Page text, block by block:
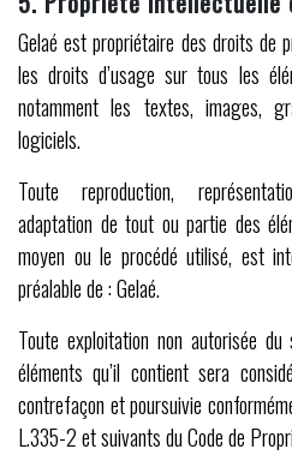
Gelaé est propriétaire des droits de
les droits d’usage sur tous les
notamment les textes, images,
logiciels.
Toute reproduction,
adaptation de tout ou partie des
moyen ou le procédé utilisé, est
préalable de : Gelaé.
Toute exploitation non autorisée
éléments qu’il contient sera
contrefaçon et poursuivie
L.335-2 et suivants du Code de